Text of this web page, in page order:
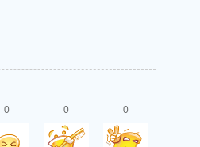
0 0 0